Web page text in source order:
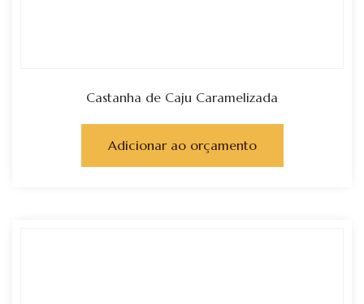
Castanha de Caju Caramelizada
Adicionar ao orçamento